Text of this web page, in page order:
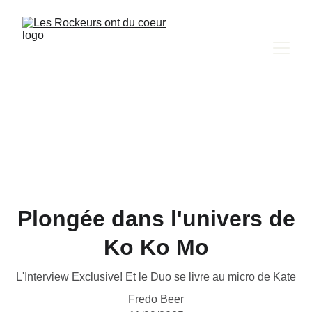
Plongée dans l'univers de
Ko Ko Mo
L'Interview Exclusive! Et le Duo se livre au micro de Kate
Fredo Beer